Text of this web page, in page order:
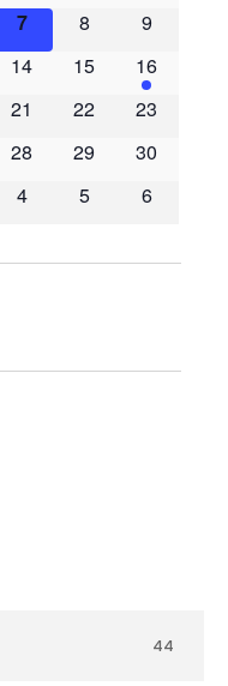
7 8
9
14 15
16
21 22
23
28 29
30
4 5 6
44